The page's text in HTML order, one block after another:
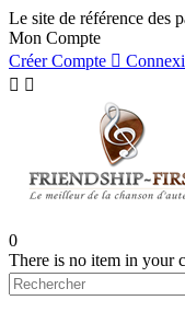
Le site de référence des
Mon Compte
Créer Compte 
 
0
There is no item in your